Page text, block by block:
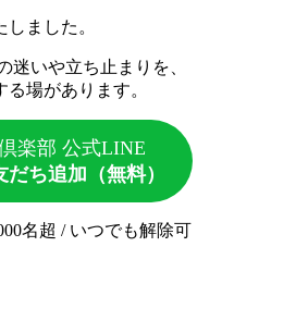
ました。
迷いや立ち止まりを、
場があります。
楽部 公式LINE
だち追加（無料）
名超 / いつでも解除可